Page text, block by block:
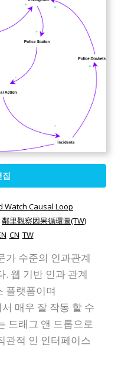
Watch Causal Loop
鄰里觀察因果循環圖(TW)
CN TW
가 수준의 인과관계
. 웹 기반 인과 관계
플랫폼이며
매우 잘 작동 할 수
드래그 앤 드롭으로
관적 인 인터페이스